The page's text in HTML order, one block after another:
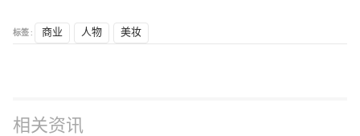
标签 : 商业 人物 美妆
相关资讯